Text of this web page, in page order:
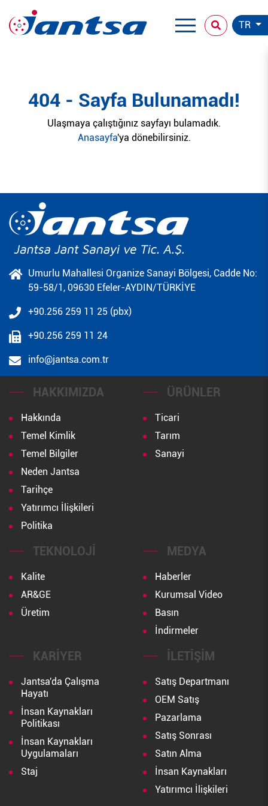
TR
404 - Sayfa Bulunamadı!
Ulaşmaya çalıştığınız sayfayı bulamadık.
Anasayfa'ya dönebilirsiniz.
Umurlu Mahallesi Organize Sanayi Bölgesi, Cadde No:
59-58/1, 09630 Efeler-AYDIN/TÜRKİYE
+90.256 259 11 25 (pbx)
+90.256 259 11 24
info@jantsa.com.tr
HAKKIMIZDA
Hakkında
Temel Kimlik
Temel Bilgiler
Neden Jantsa
Tarihçe
Yatırımcı İlişkileri
Politika
ÜRÜNLER
Ticari
Tarım
Sanayi
TEKNOLOJI
Kalite
AR&GE
Üretim
MEDYA
Haberler
Kurumsal Video
Basın
İndirmeler
KARIYER
Jantsa'da Çalışma
Hayatı
İnsan Kaynakları
Politikası
İnsan Kaynakları
Uygulamaları
Staj
İLETIŞIM
Satış Departmanı
OEM Satış
Pazarlama
Satış Sonrası
Satın Alma
İnsan Kaynakları
Yatırımcı İlişkileri